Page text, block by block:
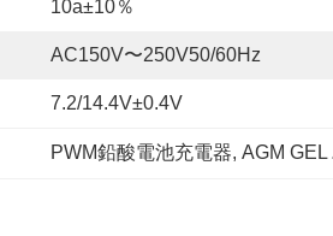
10a±10％
AC150V〜250V50/60Hz
7.2/14.4V±0.4V
PWM鉛酸電池充電器, AGM GEL